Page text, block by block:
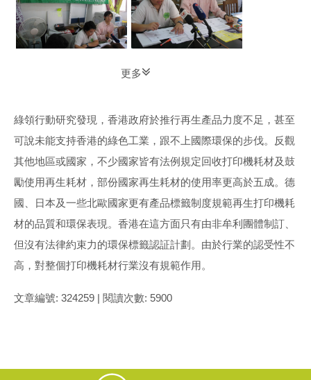
更多
綠領行動研究發現，香港政府於推行再生產品力度不足，甚至
可說未能支持香港的綠色工業，跟不上國際環保的步伐。反觀
其他地區或國家，不少國家皆有法例規定回收打印機耗材及鼓
勵使用再生耗材，部份國家再生耗材的使用率更高於五成。德
國、日本及一些北歐國家更有產品標籤制度規範再生打印機耗
材的品質和環保表現。香港在這方面只有由非牟利團體制訂、
但沒有法律約束力的環保標籤認証計劃。由於行業的認受性不
高，對整個打印機耗材行業沒有規範作用。
文章編號: 324259 | 閱讀次數: 5900